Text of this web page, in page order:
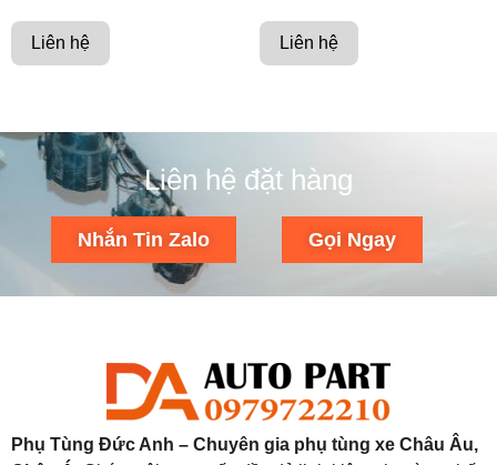
Liên hệ Liên hệ
Liên hệ đặt hàng
Nhắn Tin Zalo Gọi Ngay
Phụ Tùng Đức Anh – Chuyên gia phụ tùng xe Châu Âu,